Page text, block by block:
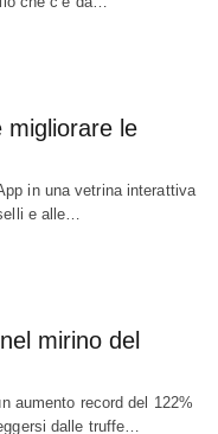
migliorare le
in una vetrina interattiva
e alle…
mirino del
aumento record del 122%
dalle truffe…